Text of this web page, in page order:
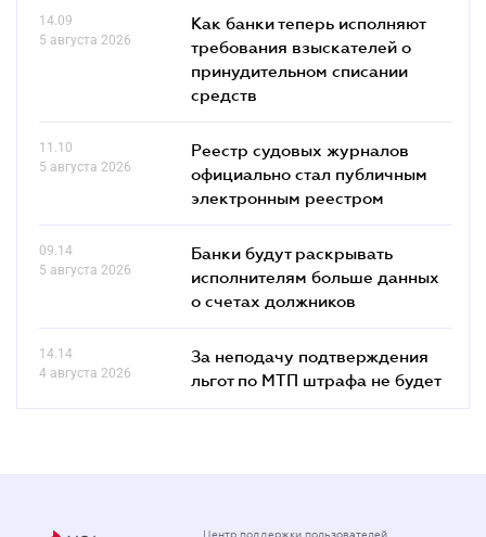
14.09
5 августа 2026
Как банки теперь исполняют
требования взыскателей о
принудительном списании
средств
11.10
5 августа 2026
Реестр судовых журналов
официально стал публичным
электронным реестром
09.14
5 августа 2026
Банки будут раскрывать
исполнителям больше данных
о счетах должников
14.14
4 августа 2026
За неподачу подтверждения
льгот по МТП штрафа не будет
Центр поддержки пользователей